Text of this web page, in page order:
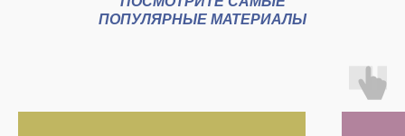
ПОПУЛЯРНЫЕ МАТЕРИАЛЫ